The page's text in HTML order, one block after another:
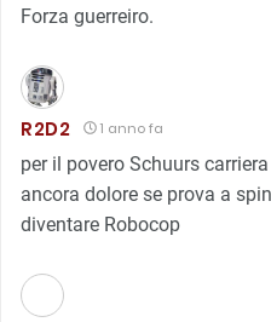
Forza guerreiro.
R2D2 1 anno fa
per il povero Schuurs
ancora dolore se prova a
diventare Robocop